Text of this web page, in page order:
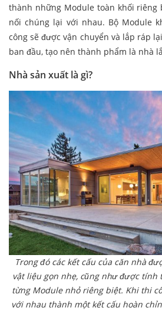
thành những Module toàn khối riêng
nối chúng lại với nhau. Bộ Module
công sẽ được vận chuyển và lắp ráp
ban đầu, tạo nên thành phẩm là nhà
Nhà sản xuất là gì?
Trong đó các kết cấu của căn nhà
vật liệu gọn nhẹ, cũng như được
từng Module nhỏ riêng biệt. Khi thi
với nhau thành một kết cấu hoàn